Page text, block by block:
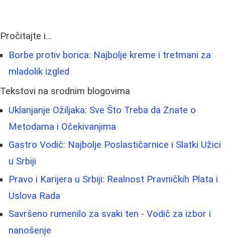
Pročitajte i...
Borbe protiv borica: Najbolje kreme i tretmani za
mladolik izgled
Tekstovi na srodnim blogovima
Uklanjanje Ožiljaka: Sve Što Treba da Znate o
Metodama i Očekivanjima
Gastro Vodič: Najbolje Poslastičarnice i Slatki Užici
u Srbiji
Pravo i Karijera u Srbiji: Realnost Pravničkih Plata i
Uslova Rada
Savršeno rumenilo za svaki ten - Vodič za izbor i
nanošenje